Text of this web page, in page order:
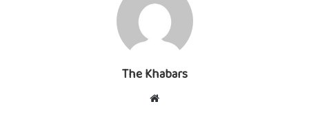
The Khabars
Website